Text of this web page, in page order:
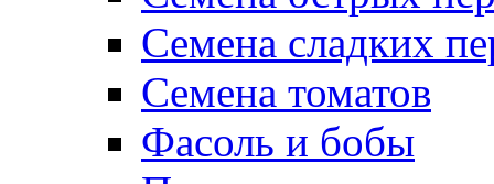
Семена сладких
Семена томатов
Фасоль и бобы